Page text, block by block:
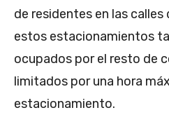
de residentes en las
estos estacionamientos
ocupados por el resto de
limitados por una hora
estacionamiento.